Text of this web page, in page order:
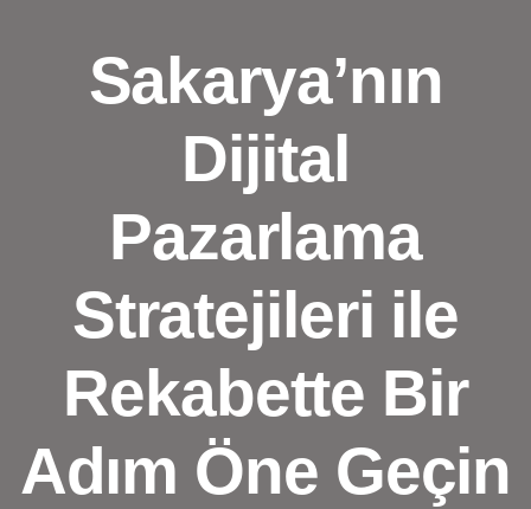
Sakarya’nın
Dijital
Pazarlama
Stratejileri ile
Rekabette Bir
Adım Öne Geçin